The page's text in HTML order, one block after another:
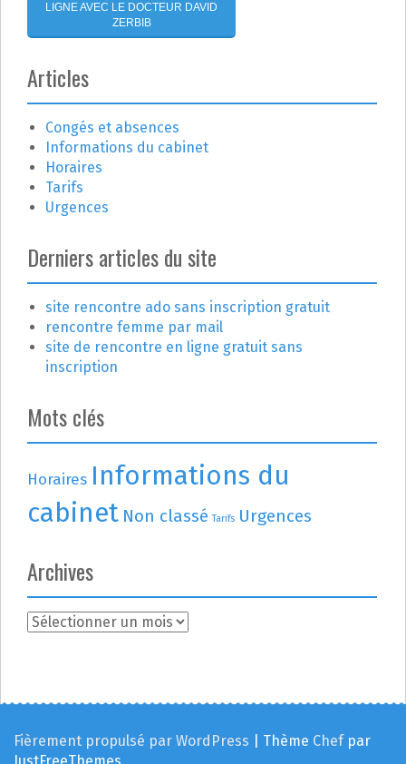
t
i
c
l
e
LIGNE AVEC LE DOCTEUR DAVID
ZERBIB
Articles
Congés et absences
Informations du cabinet
Horaires
Tarifs
Urgences
Derniers articles du site
site rencontre ado sans inscription gratuit
rencontre femme par mail
site de rencontre en ligne gratuit sans
inscription
Mots clés
Horaires Informations du
cabinet Non classé Tarifs Urgences
Archives
A
i
e
Fièrement propulsé par WordPress Thème Chefpar